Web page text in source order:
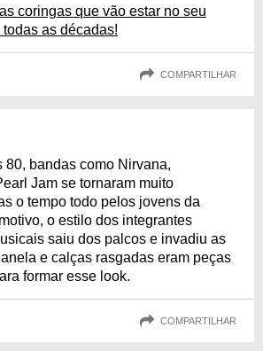
coringas que vão estar no seu
as décadas!
COMPARTILHAR
80, bandas como Nirvana,
Jam se tornaram muito
o tempo todo pelos jovens da
o estilo dos integrantes
saiu dos palcos e invadiu as
e calças rasgadas eram peças
formar esse look.
COMPARTILHAR